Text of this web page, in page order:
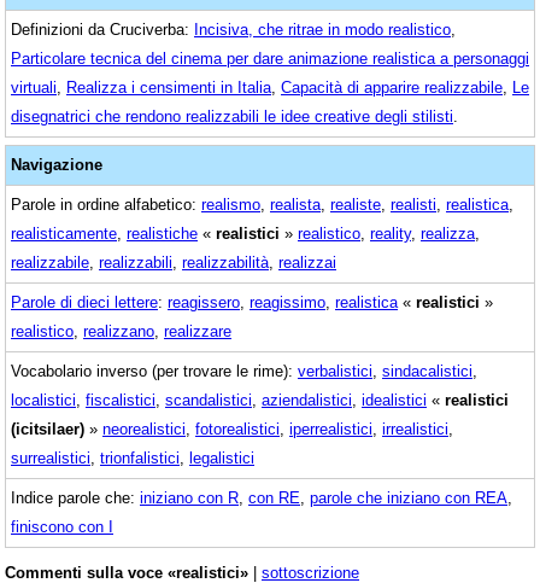
Definizioni da Cruciverba: Incisiva, che ritrae in modo realistico
Particolare tecnica del cinema per dare animazione realistica a personaggi
virtuali
Realizza i censimenti in Italia Capacità di apparire realizzabile Le
disegnatrici che rendono realizzabili le idee creative degli stilisti
Navigazione
Parole in ordine alfabetico: realismo realista realiste realisti realistica
realisticamente realistiche « realistici » realistico reality, realizza
realizzabile realizzabili realizzabilità realizzai
Parole di dieci lettere: reagissero reagissimo realistica « realistici »
realistico realizzano realizzare
Vocabolario inverso (per trovare le rime): verbalistici sindacalistici
localistici fiscalistici scandalistici aziendalistici idealistici « realistici
(icitsilaer) » neorealistici fotorealistici iperrealistici irrealistici
surrealistici trionfalistici legalistici
Indice parole che: iniziano con R con RE parole che iniziano con REA
finiscono con I
Commenti sulla voce «realistici» | sottoscrizione